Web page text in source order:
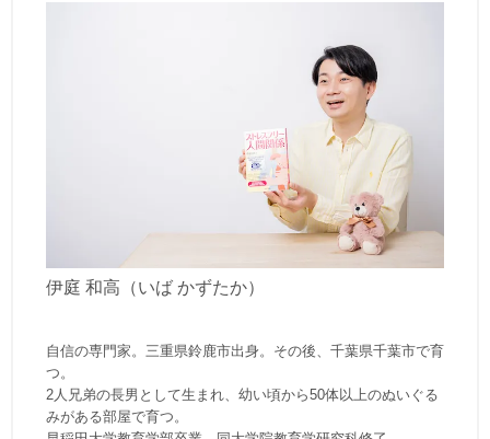
伊庭 和高（いば かずたか）
自信の専門家。三重県鈴鹿市出身。その後、千葉県千葉市で育
つ。
2人兄弟の長男として生まれ、幼い頃から50体以上のぬいぐる
みがある部屋で育つ。